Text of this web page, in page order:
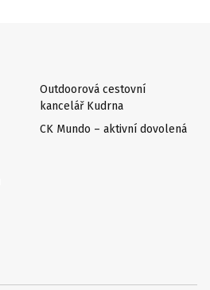
Outdoorová cestovní
kancelář Kudrna
CK Mundo – aktivní dovolená